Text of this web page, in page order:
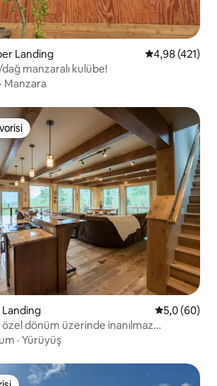
Landing 5 üzerinden
4,98 (421)
manzaralı kulübe!
· Manzara
en beğenilenler arasında
5 üzerinden
5,0 (60)
dönüm üzerinde inanılmaz
· Yürüyüş